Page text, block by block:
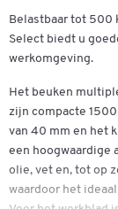
Belastbaar tot 500
Select biedt u
werkomgeving.
Het beuken
zijn compacte
van 40 mm en het
een hoogwaardige
olie, vet en, tot op
waardoor het